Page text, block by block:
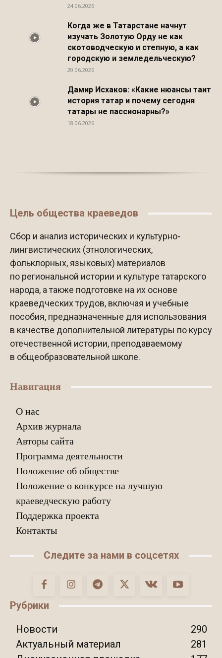
24.06.2026
Когда же в Татарстане начнут
изучать Золотую Орду не как
скотоводческую и степную, а как
городскую и земледельческую?
20.06.2026
Дамир Исхаков: «Какие нюансы таит
история татар и почему сегодня
татары не пассионарны?»
18.06.2026
Цель общества краеведов
Сбор и анализ исторических и культурно-
лингвистических (этнологических,
фольклорных, языковых) материалов
по региональной истории и культуре татарского
народа, а также подготовке на их основе
краеведческих трудов, включая и учебные
пособия, предназначенные для использования
в качестве дополнительной литературы по курсу
отечественной истории, преподаваемому
в общеобразовательной школе.
Навигация
О нас
Архив журнала
Авторы сайта
Программа деятельности
Положение об обществе
Положение о конкурсе на лучшую
краеведческую работу
Поддержка проекта
Контакты
Следите за нами в соцсетях
Рубрики
Новости
290
Актуальный материал
281